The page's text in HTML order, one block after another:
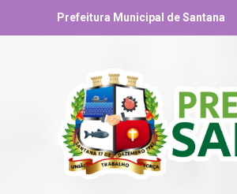
Prefeitura Municipal de Santana